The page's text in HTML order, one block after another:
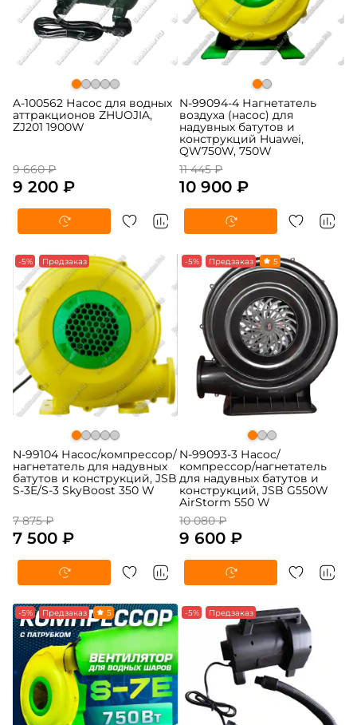
A-100562 Насос для водных
аттракционов ZHUOJIA,
ZJ201 1900W
9 660 ₽
9 200 ₽
N-99094-4 Нагнетатель
воздуха (насос) для
надувных батутов и
конструкций Huawei,
QW750W, 750W
11 445 ₽
10 900 ₽
-5% Предзаказ
N-99104 Насос/компрессор/
нагнетатель для надувных
батутов и конструкций, JSB
S-3E/S-3 SkyBoost 350 W
7 875 ₽
7 500 ₽
-5% Предзаказ 5
N-99093-3 Насос/
компрессор/нагнетатель
для надувных батутов и
конструкций, JSB G550W
AirStorm 550 W
10 080 ₽
9 600 ₽
-5% Предзаказ 5 -5% Предзаказ